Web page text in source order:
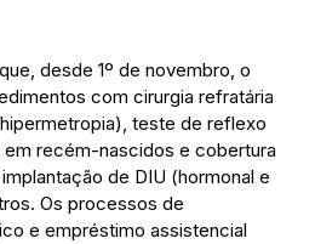
desde 1º de novembro, o
com cirurgia refratária
teste de reflexo
recém-nascidos e cobertura
de DIU (hormonal e
Os processos de
e empréstimo assistencial